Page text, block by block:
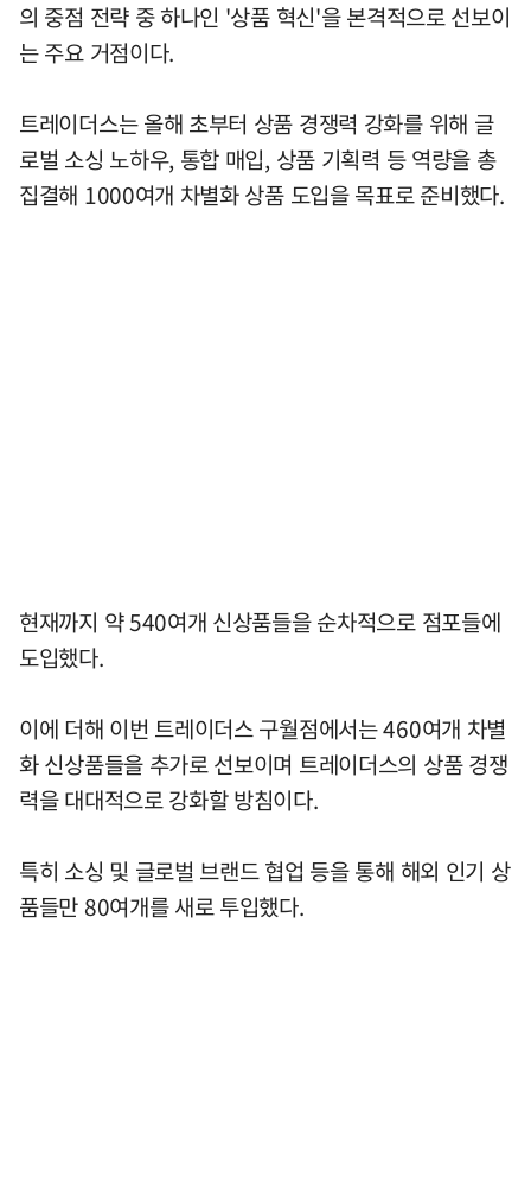
의 중점 전략 중 하나인 '상품 혁신'을 본격적으로 선보이
는 주요 거점이다.
트레이더스는 올해 초부터 상품 경쟁력 강화를 위해 글
로벌 소싱 노하우, 통합 매입, 상품 기획력 등 역량을 총
집결해 1000여개 차별화 상품 도입을 목표로 준비했다.
현재까지 약 540여개 신상품들을 순차적으로 점포들에
도입했다.
이에 더해 이번 트레이더스 구월점에서는 460여개 차별
화 신상품들을 추가로 선보이며 트레이더스의 상품 경쟁
력을 대대적으로 강화할 방침이다.
특히 소싱 및 글로벌 브랜드 협업 등을 통해 해외 인기 상
품들만 80여개를 새로 투입했다.